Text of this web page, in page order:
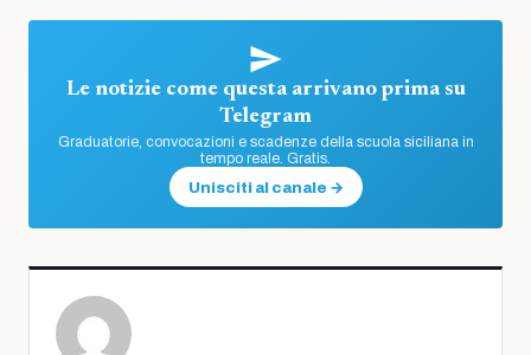
Le notizie come questa arrivano prima su
Telegram
Graduatorie, convocazioni e scadenze della scuola siciliana in
tempo reale. Gratis.
Unisciti al canale →